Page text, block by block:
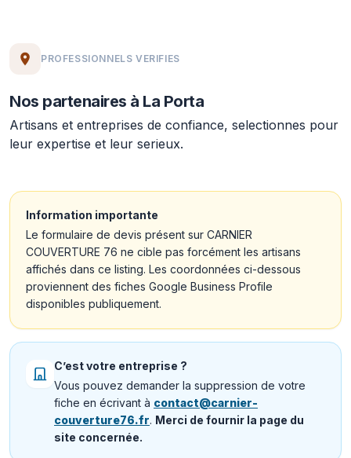
PROFESSIONNELS VERIFIES
Nos partenaires à La Porta
Artisans et entreprises de confiance, selectionnes pour
leur expertise et leur serieux.
Information importante
Le formulaire de devis présent sur CARNIER
COUVERTURE 76 ne cible pas forcément les artisans
affichés dans ce listing. Les coordonnées ci-dessous
proviennent des fiches Google Business Profile
disponibles publiquement.
C’est votre entreprise ?
Vous pouvez demander la suppression de votre
fiche en écrivant à contact@carnier-
couverture76.fr. Merci de fournir la page du
site concernée.